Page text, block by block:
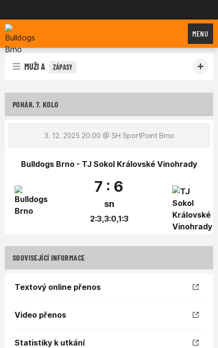
Bulldogs Brno
MENU
MUŽI A ZÁPASY
POHÁR, 7. KOLO
3. 12. 2025 20:00 @ SH SportPoint Brno
Bulldogs Brno - TJ Sokol Královské Vinohrady
7 : 6
sn
2:3,3:0,1:3
SOUVISEJÍCÍ INFORMACE
Textový online přenos
Video přenos
Statistiky k utkání